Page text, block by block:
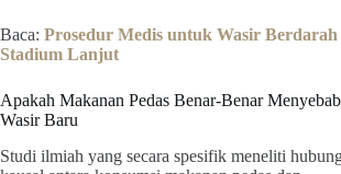
Baca: Prosedur Medis untuk Wasir Berdarah
Stadium Lanjut
Apakah Makanan Pedas Benar-Benar
Wasir Baru
Studi ilmiah yang secara spesifik meneliti